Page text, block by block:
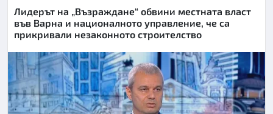
Лидерът на „Възраждане“ обвини местната власт
във Варна и националното управление, че са
прикривали незаконното строителство